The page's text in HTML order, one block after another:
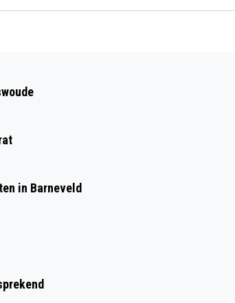
GELUIDSOVERLAST VEROORZAKEN
in Barneveld